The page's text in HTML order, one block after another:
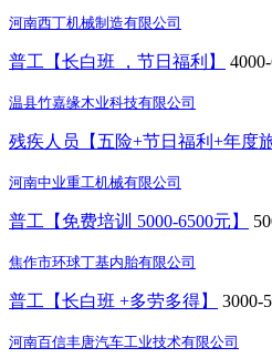
河南西丁机械制造有限公司
普工【长白班 ，节日福利】
温县竹嘉缘木业科技有限公司
残疾人员【五险+节日福利+年度旅
河南中业重工机械有限公司
普工【免费培训 5000-6500元】
焦作市环球丁基内胎有限公司
普工【长白班 +多劳多得】 3000-
河南百信丰唐汽车工业技术有限公司